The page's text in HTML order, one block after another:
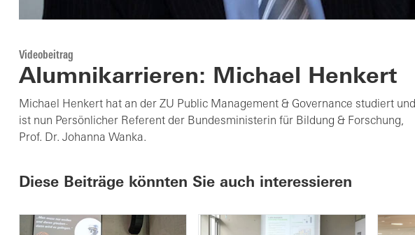
Videobeitrag
Alumnikarrieren: Michael Henkert
Michael Henkert hat an der ZU Public Management & Governance studiert und
ist nun Persönlicher Referent der Bundesministerin für Bildung & Forschung,
Prof. Dr. Johanna Wanka.
Diese Beiträge könnten Sie auch interessieren